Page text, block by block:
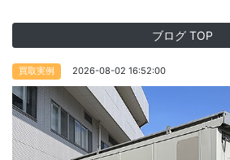
ブログ TOP
買取実例 2026-08-02 16:52:00